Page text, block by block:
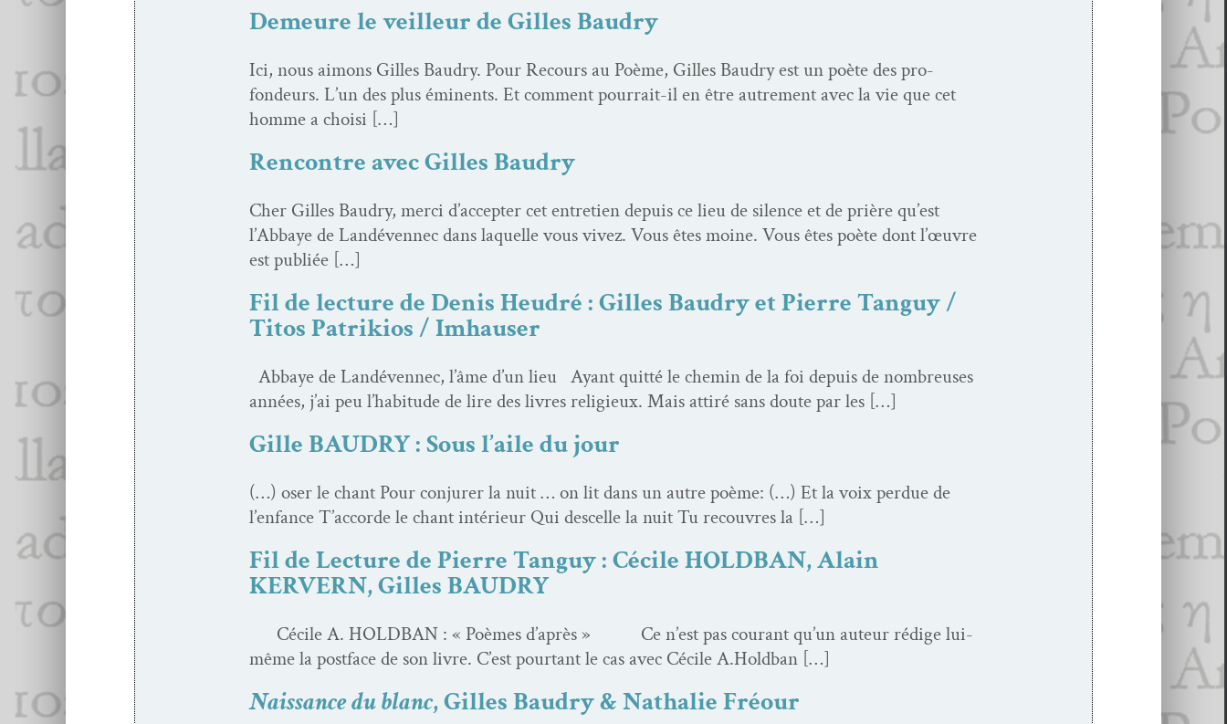
Demeure le veilleur de Gilles Baudry
Ici, nous aimons Gilles Baudry. Pour Recours au Poème, Gilles Baudry est un poète des pro­
fondeurs. L’un des plus émi­nents. Et com­ment pour­rait-il en être autrement avec la vie que cet
homme a choisi […]
Rencontre avec Gilles Baudry
Cher Gilles Baudry, mer­ci d’ac­cepter cet entre­tien depuis ce lieu de silence et de prière qu’est
l’Ab­baye de Landéven­nec dans laque­lle vous vivez. Vous êtes moine. Vous êtes poète dont l’œu­vre
est publiée […]
Fil de lecture de Denis Heudré : Gilles Baudry et Pierre Tanguy /
Titos Patrikios / Imhauser
Abbaye de Landéven­nec, l’âme d’un lieu Ayant quit­té le chemin de la foi depuis de nom­breuses
années, j’ai peu l’habitude de lire des livres religieux. Mais attiré sans doute par les […]
Gille BAUDRY : Sous l’aile du jour
(…) oser le chant Pour con­jur­er la nuit … on lit dans un autre poème: (…) Et la voix per­due de
l’enfance T’accorde le chant intérieur Qui descelle la nuit Tu recou­vres la […]
Fil de Lecture de Pierre Tanguy : Cécile HOLDBAN, Alain
KERVERN, Gilles BAUDRY
Cécile A. HOLDBAN : « Poèmes d’après » Ce n’est pas courant qu’un auteur rédi­ge lui-
même la post­face de son livre. C’est pour­tant le cas avec Cécile A.Holdban […]
Naissance du blanc, Gilles Baudry & Nathalie Fréour